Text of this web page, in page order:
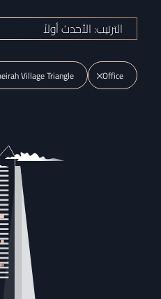
الترتيب: الأحدث أولاً
Office
Village Triangle